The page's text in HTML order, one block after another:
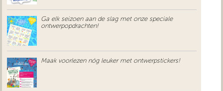
over onsGa elk seizoen aan de slag met onze speciale
ontwerpopdrachten!
Maak voorlezen nóg leuker met ontwerpstickers!